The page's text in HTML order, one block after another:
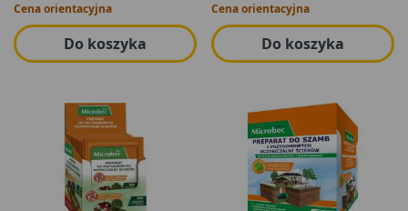
Cena orientacyjna
Do koszyka
Cena orientacyjna
Do koszyka